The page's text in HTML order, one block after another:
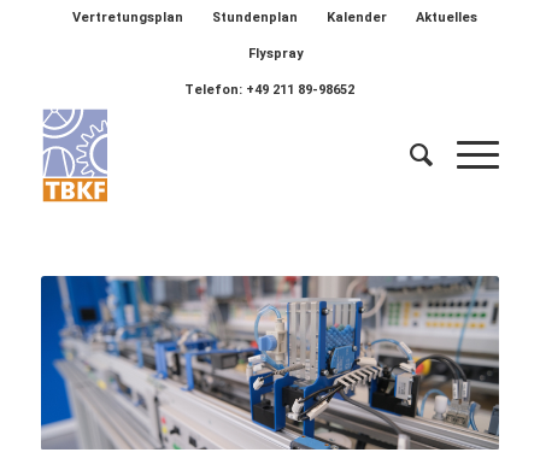
Vertretungsplan Stundenplan Kalender Aktuelles
Flyspray
Telefon: +49 211 89-98652